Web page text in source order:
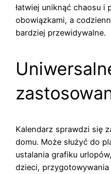
łatwiej uniknąć chaosu i
obowiązkami, a
bardziej przewidywalne.
Kalendarz sprawdzi się
domu. Może służyć do
ustalania grafiku
dzieci,